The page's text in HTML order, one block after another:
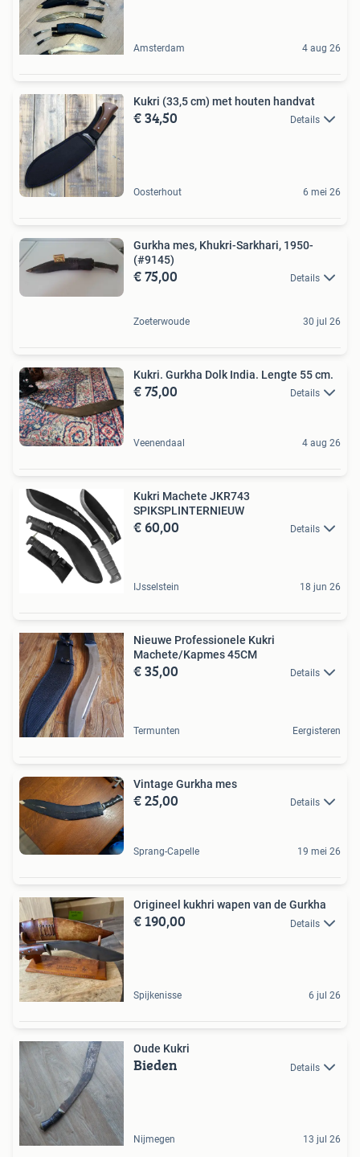
Amsterdam 4 aug 26
Kukri (33,5 cm) met houten handvat
€ 34,50 Details
Oosterhout 6 mei 26
Gurkha mes, Khukri-Sarkhari, 1950-
(#9145)
€ 75,00 Details
Zoeterwoude 30 jul 26
Kukri. Gurkha Dolk India. Lengte 55 cm.
€ 75,00 Details
Veenendaal 4 aug 26
Kukri Machete JKR743
SPIKSPLINTERNIEUW
€ 60,00 Details
IJsselstein 18 jun 26
Nieuwe Professionele Kukri
Machete/Kapmes 45CM
€ 35,00 Details
Termunten Eergisteren
Vintage Gurkha mes
€ 25,00 Details
Sprang-Capelle 19 mei 26
Origineel kukhri wapen van de Gurkha
€ 190,00 Details
Spijkenisse 6 jul 26
Oude Kukri
Bieden Details
Nijmegen 13 jul 26